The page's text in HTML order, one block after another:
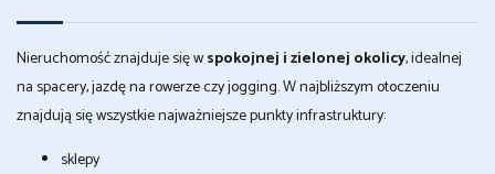
Nieruchomość znajduje się wspokojnej i zielonej okolicy, idealnej
na spacery, jazdę na rowerze czy jogging. W najbliższym otoczeniu
znajdują się wszystkie najważniejsze punkty infrastruktury:
sklepy